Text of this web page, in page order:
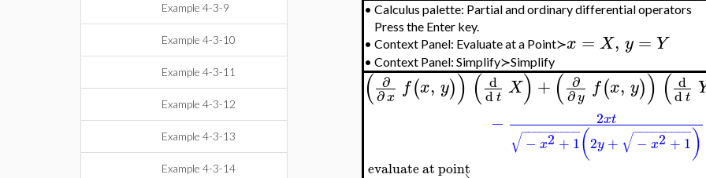
Example 4-3-9
Example 4-3-10
Example 4-3-11
Example 4-3-12
Example 4-3-13
Example 4-3-14
• Calculus palette: Partial and ordinary differential operators
Press the Enter key.
• Context Panel: Evaluate at a Point≻x = X, y = Y
• Context Panel: Simplify≻Simplify
( ∂
∂x f(x, y))( d
dt X)+( ∂
∂y f(x, y))( d
dt
− 2xt
− x2 + 1
− −
−−−−−−−
√ (2y + − x2 + 1
− −
−−−−−−−
√ )
evaluate at point